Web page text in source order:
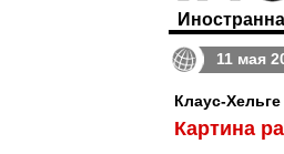
11 мая
Клаус-
Картина